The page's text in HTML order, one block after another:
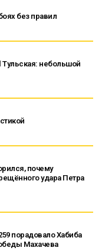
без правил
Тульская: небольшой
почему
удара Петра
порадовало Хабиба
Махачева